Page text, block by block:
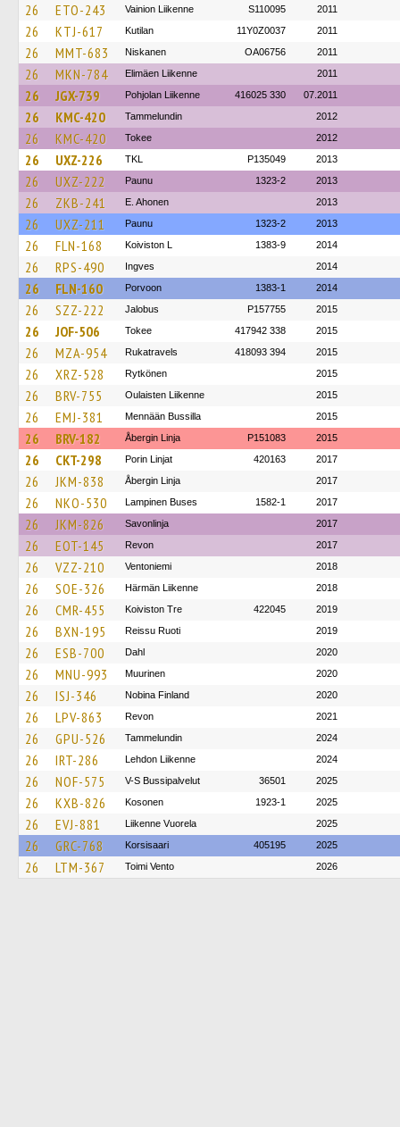
26 ETO-243 Vainion Liikenne S110095 2011
26 KTJ-617 Kutilan 11Y0Z0037 2011
26 MMT-683 Niskanen OA06756 2011
26 MKN-784 Elimäen Liikenne 2011
26 JGX-739 Pohjolan Liikenne 416025 330 07.2011
26 KMC-420 Tammelundin 2012
26 KMC-420 Tokee 2012
26 UXZ-226 TKL P135049 2013
26 UXZ-222 Paunu 1323-2 2013
26 ZKB-241 E. Ahonen 2013
26 UXZ-211 Paunu 1323-2 2013
26 FLN-168 Koiviston L 1383-9 2014
26 RPS-490 Ingves 2014
26 FLN-160 Porvoon 1383-1 2014
26 SZZ-222 Jalobus P157755 2015
26 JOF-506 Tokee 417942 338 2015
26 MZA-954 Rukatravels 418093 394 2015
26 XRZ-528 Rytkönen 2015
26 BRV-755 Oulaisten Liikenne 2015
26 EMJ-381 Mennään Bussilla 2015
26 BRV-182 Åbergin Linja P151083 2015
26 CKT-298 Porin Linjat 420163 2017
26 JKM-838 Åbergin Linja 2017
26 NKO-530 Lampinen Buses 1582-1 2017
26 JKM-826 Savonlinja 2017
26 EOT-145 Revon 2017
26 VZZ-210 Ventoniemi 2018
26 SOE-326 Härmän Liikenne 2018
26 CMR-455 Koiviston Tre 422045 2019
26 BXN-195 Reissu Ruoti 2019
26 ESB-700 Dahl 2020
26 MNU-993 Muurinen 2020
26 ISJ-346 Nobina Finland 2020
26 LPV-863 Revon 2021
26 GPU-526 Tammelundin 2024
26 IRT-286 Lehdon Liikenne 2024
26 NOF-575 V-S Bussipalvelut 36501 2025
26 KXB-826 Kosonen 1923-1 2025
26 EVJ-881 Liikenne Vuorela 2025
26 GRC-768 Korsisaari 405195 2025
26 LTM-367 Toimi Vento 2026